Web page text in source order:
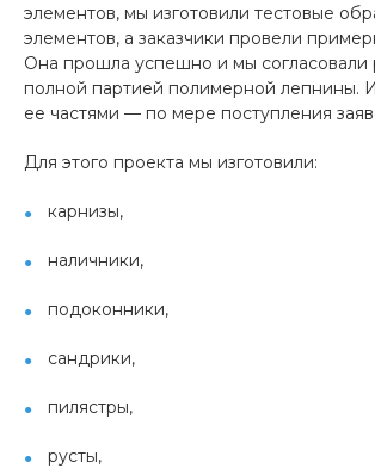
элементов, мы изготовили тестовые
элементов, а заказчики провели
Она прошла успешно и мы согласовали
полной партией полимерной лепнины.
ее частями — по мере поступления
Для этого проекта мы изготовили:
карнизы,
наличники,
подоконники,
сандрики,
пилястры,
русты,